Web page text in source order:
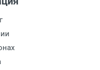
Москве компанией
к вам пункта